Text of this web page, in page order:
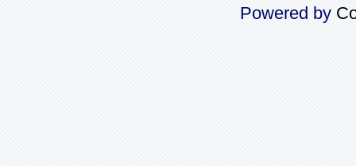
Powered by